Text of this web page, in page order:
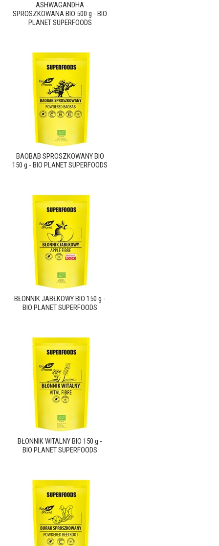
ASHWAGANDHA
SPROSZKOWANA BIO 500 g - BIO
PLANET SUPERFOODS
BAOBAB SPROSZKOWANY BIO
150 g - BIO PLANET SUPERFOODS
BŁONNIK JABŁKOWY BIO 150 g -
BIO PLANET SUPERFOODS
BŁONNIK WITALNY BIO 150 g -
BIO PLANET SUPERFOODS